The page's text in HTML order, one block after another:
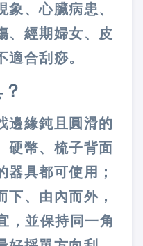
、心臟病患、
、經期婦女、皮
適合刮痧。
邊緣鈍且圓滑的
硬幣、梳子背面
器具都可使用；
下、由內而外，
，並保持同一角